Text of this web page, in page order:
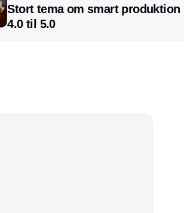
Stort tema om smart
4.0 til 5.0